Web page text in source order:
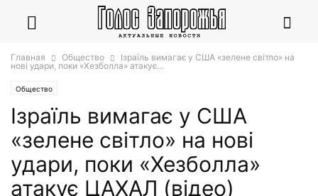
Главная Общество
Ізраїль вимагає у США «зелене світло» на
нові удари, поки «Хезболла» атакує...
Общество
Ізраїль вимагає у США
«зелене світло» на нові
удари, поки «Хезболла»
атакує ЦАХАЛ (відео)